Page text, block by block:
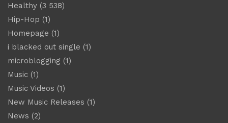
Healthy (3 538)
Hip-Hop (1)
Homepage (1)
i blacked out single (1)
microblogging (1)
Music (1)
Music Videos (1)
New Music Releases (1)
News (2)